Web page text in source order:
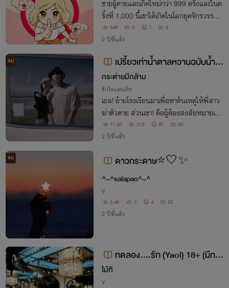
ชายผู้ตายและเกิดใหม่กว่า 999 ครั้งและในค
รั้งที่ 1,000 นี้เขาใด้เกิดในโลกยุคจักรวรรดิ​มั
นโรและแน่นอนว่าเขาก็มาพร้อมระบบเช่นกัน
548 0 1 2
2 ปีที่แล้ว
จบ
เปรี้ยวเท่าน้ำตาลหวานฉบับน้ำผึ้
ง (เจแปน&ชานม)
กระต่ายมีกล้าม
รักโรแมนติก
เธอ! ย้ายโรงเรียนมาเพื่อหาต้นเหตุให้พี่สาว
ฆ่าตัวตาย ส่วนเขา! คือผู้ต้องสงสัยหมายเลข
หนึ่งของเธอ ความฉิบหายจึงมาบรรจบกัน
ณ โรงเรียนแห่งนี้
17.6K 213 97 32
2 ปีที่แล้ว
จบ ดาวกระดาษ⭐🤍✨
^~^salapao^~^
Y
2.4K 3 4 22
2 ปีที่แล้ว
ทดลอง....รัก (Yaoi) 18+ (มีการ
แก้ไข)
ไม้ที
Y